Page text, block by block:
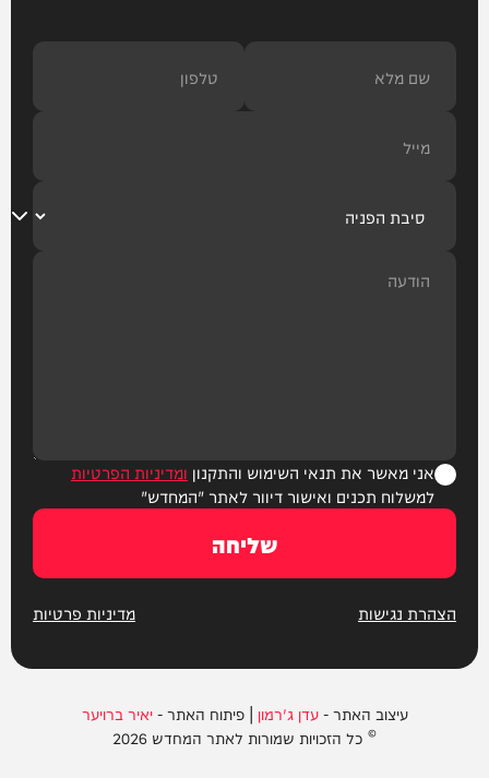
אני מאשר את תנאי השימוש והתקנון ומדיניות הפרטיות
למשלוח תכנים ואישור דיוור לאתר "המחדש"
שליחה
הצהרת נגישות מדיניות פרטיות
עיצוב האתר -עדן ג'רמון | פיתוח האתר -יאיר ברויער
© כל הזכויות שמורות לאתר המחדש 2026